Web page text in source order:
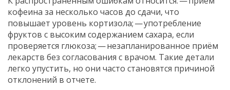
кофеина за несколько часов до сдачи, что
повышает уровень кортизола; — употребление
фруктов с высоким содержанием сахара, если
проверяется глюкоза; — незапланированное приём
лекарств без согласования с врачом. Такие детали
легко упустить, но они часто становятся причиной
отклонений в отчете.